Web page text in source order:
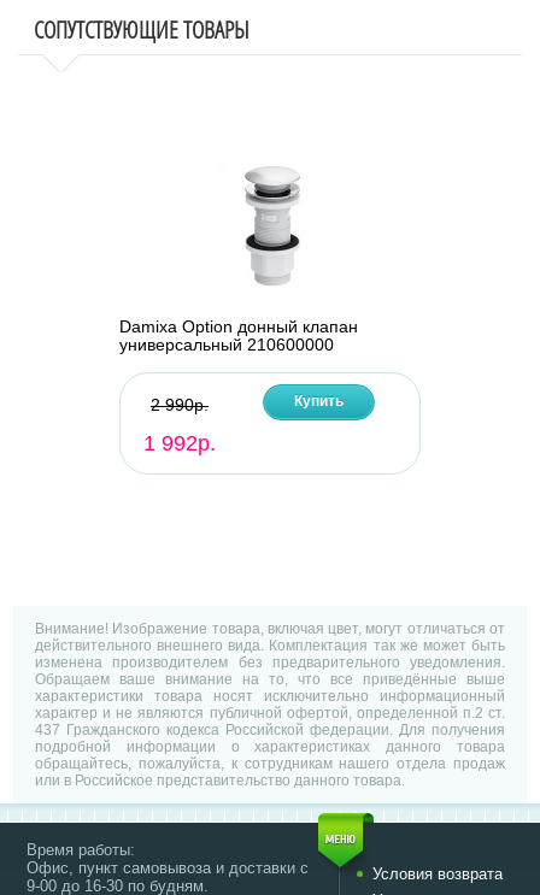
СОПУТСТВУЮЩИЕ ТОВАРЫ
Damixa Option донный клапан
универсальный 210600000
2 990р.
1 992р.
Купить
Внимание! Изображение товара, включая цвет, могут отличаться от
действительного внешнего вида. Комплектация так же может быть
изменена производителем без предварительного уведомления.
Обращаем ваше внимание на то, что все приведённые выше
характеристики товара носят исключительно информационный
характер и не являются публичной офертой, определенной п.2 ст.
437 Гражданского кодекса Российской федерации. Для получения
подробной информации о характеристиках данного товара
обращайтесь, пожалуйста, к сотрудникам нашего отдела продаж
или в Российское представительство данного товара.
Время работы:
Офис, пункт самовывоза и доставки с
9-00 до 16-30 по будням.
Условия возврата